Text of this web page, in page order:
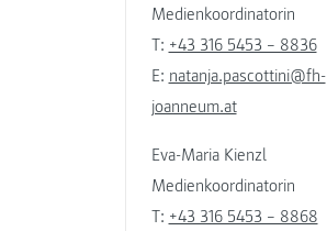
Medienkoordinatorin
T: +43 316 5453 – 8836
E: natanja.pascottini@fh-
joanneum.at
Eva-Maria Kienzl
Medienkoordinatorin
T: +43 316 5453 – 8868